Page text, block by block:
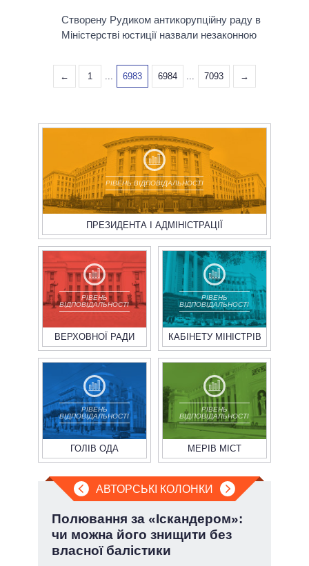
Створену Рудиком антикорупційну раду в
Міністерстві юстиції назвали незаконною
← 1 ... 6983 6984 ... 7093 →
РІВЕНЬ ВІДПОВІДАЛЬНОСТІ
ПРЕЗИДЕНТА І АДМІНІСТРАЦІЇ
РІВЕНЬ
ВІДПОВІДАЛЬНОСТІ
ВЕРХОВНОЇ РАДИ
РІВЕНЬ
ВІДПОВІДАЛЬНОСТІ
КАБІНЕТУ МІНІСТРІВ
РІВЕНЬ
ВІДПОВІДАЛЬНОСТІ
ГОЛІВ ОДА
РІВЕНЬ
ВІДПОВІДАЛЬНОСТІ
МЕРІВ МІСТ
АВТОРСЬКІ КОЛОНКИ
Полювання за «Іскандером»:
чи можна його знищити без
власної балістики